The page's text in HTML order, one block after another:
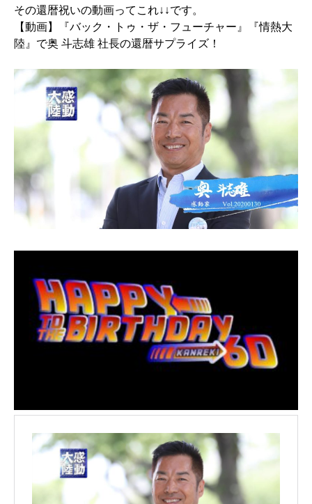
その還暦祝いの動画ってこれ↓↓です。
【動画】『バック・トゥ・ザ・フューチャー』『情熱大
陸』で奥 斗志雄 社長の還暦サプライズ！